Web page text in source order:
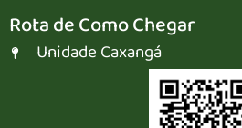
Rota de Como Chegar
Unidade Caxangá